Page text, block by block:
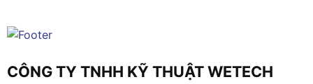
CÔNG TY TNHH KỸ THUẬT WETECH